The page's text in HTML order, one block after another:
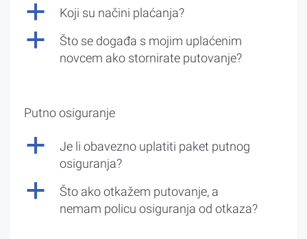
a Koji su načini plaćanja?
a
Što se događa s mojim uplaćenim
novcem ako stornirate putovanje?
Putno osiguranje
a
Je li obavezno uplatiti paket putnog
osiguranja?
a
Što ako otkažem putovanje, a
nemam policu osiguranja od otkaza?